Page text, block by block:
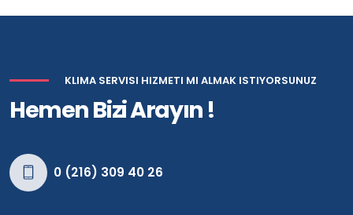
KLIMA SERVISI HIZMETI MI ALMAK ISTIYORSUNUZ
Hemen Bizi Arayın !
0 (216) 309 40 26